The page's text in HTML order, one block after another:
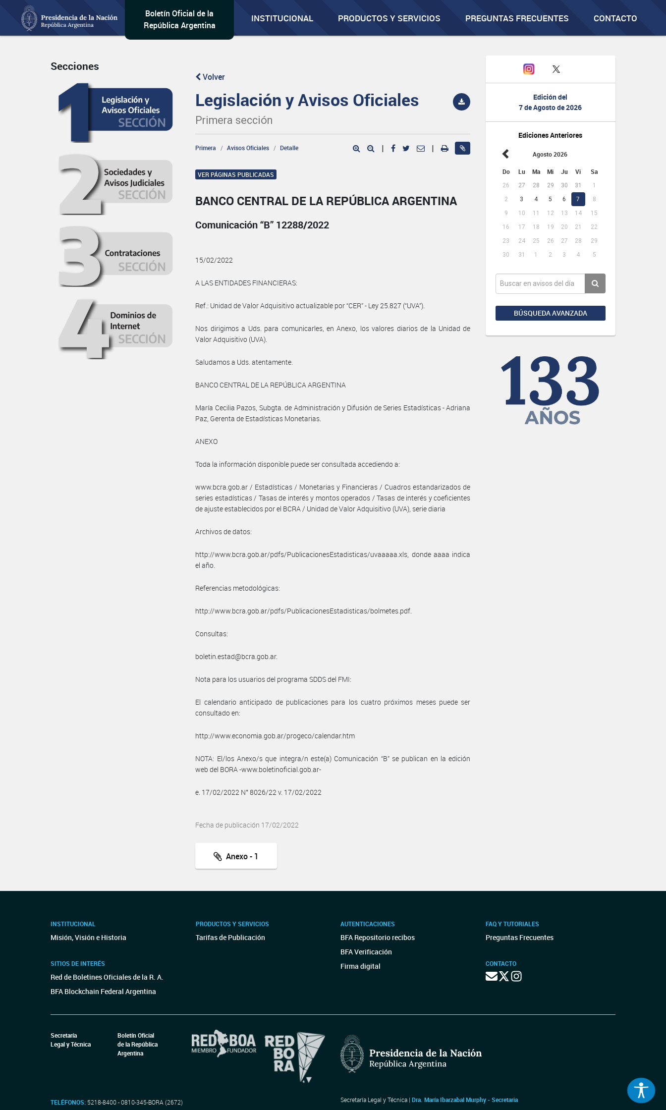
Boletín Oficial de la
República Argentina
INSTITUCIONAL PRODUCTOS Y SERVICIOS PREGUNTAS FRECUENTES CONTACTO
Edición del
7 de Agosto de 2026
Ediciones Anteriores
Agosto 2026
Do Lu Ma Mi Ju Vi Sa
26 27 28 29 30 31
1
2
3 4 5 6 7
8
9
10 11 12 13 14
15
16
17 18 19 20 21
22
23
24 25 26 27 28
29
30
31 1 2 3 4 5
BÚSQUEDA AVANZADA
Secciones
Volver
Legislación y Avisos Oficiales
Primera sección
Primera Avisos Oficiales Detalle | |
VER PÁGINAS PUBLICADAS
BANCO CENTRAL DE LA REPÚBLICA ARGENTINA
Comunicación “B” 12288/2022
15/02/2022
A LAS ENTIDADES FINANCIERAS:
Ref.: Unidad de Valor Adquisitivo actualizable por “CER” - Ley 25.827 (“UVA”).
Nos dirigimos a Uds. para comunicarles, en Anexo, los valores diarios de la Unidad de
Valor Adquisitivo (UVA).
Saludamos a Uds. atentamente.
BANCO CENTRAL DE LA REPÚBLICA ARGENTINA
María Cecilia Pazos, Subgta. de Administración y Difusión de Series Estadísticas - Adriana
Paz, Gerenta de Estadísticas Monetarias.
ANEXO
Toda la información disponible puede ser consultada accediendo a:
www.bcra.gob.ar / Estadísticas / Monetarias y Financieras / Cuadros estandarizados de
series estadísticas / Tasas de interés y montos operados / Tasas de interés y coeficientes
de ajuste establecidos por el BCRA / Unidad de Valor Adquisitivo (UVA), serie diaria
Archivos de datos:
http://www.bcra.gob.ar/pdfs/PublicacionesEstadisticas/uvaaaaa.xls, donde aaaa indica
el año.
Referencias metodológicas:
http://www.bcra.gob.ar/pdfs/PublicacionesEstadisticas/bolmetes.pdf.
Consultas:
boletin.estad@bcra.gob.ar.
Nota para los usuarios del programa SDDS del FMI:
El calendario anticipado de publicaciones para los cuatro próximos meses puede ser
consultado en:
http://www.economia.gob.ar/progeco/calendar.htm
NOTA: El/los Anexo/s que integra/n este(a) Comunicación “B” se publican en la edición
web del BORA -www.boletinoficial.gob.ar-
e. 17/02/2022 N° 8026/22 v. 17/02/2022
Fecha de publicación 17/02/2022
Anexo - 1
INSTITUCIONAL
Misión, Visión e Historia
SITIOS DE INTERÉS
Red de Boletines Oficiales de la R. A.
BFA Blockchain Federal Argentina
PRODUCTOS Y SERVICIOS
Tarifas de Publicación
AUTENTICACIONES
BFA Repositorio recibos
BFA Verificación
Firma digital
FAQ Y TUTORIALES
Preguntas Frecuentes
CONTACTO
Secretaría
Legal y Técnica
Boletín Oficial
de la República
Argentina
TELÉFONOS: 5218-8400 - 0810-345-BORA (2672) Secretaría Legal y Técnica | Dra. María Ibarzabal Murphy - Secretaria